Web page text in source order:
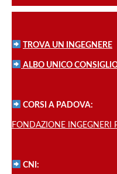
TROVA UN INGEGNERE
ALBO UNICO
CORSI A PADOVA:
FONDAZIONE INGEGNERI
CNI: